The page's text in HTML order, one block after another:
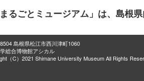
まるごとミュージアム」は、島根
島根県松江市西川津町1060
総合博物館アシカル
（C）2021 Shimane University Museum All Rights